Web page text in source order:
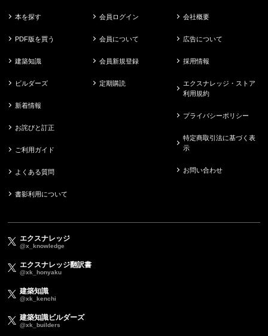
本を探す
PDF版を買う
建築知識
ビルダーズ
新着情報
お詫びと訂正
ご利用ガイド
よくある質問
書影利用について
会員ログイン
会員について
会員新規登録
定期購読
会社概要
広告について
採用情報
エクスナレッジ・ストア
利用規約
プライバシーポリシー
特定商取引法に基づく表
示
お問い合わせ
エクスナレッジ
@x_knowledge
エクスナレッジ翻訳書
@xk_honyaku
建築知識
@xk_kenchi
建築知識ビルダーズ
@xk_builders